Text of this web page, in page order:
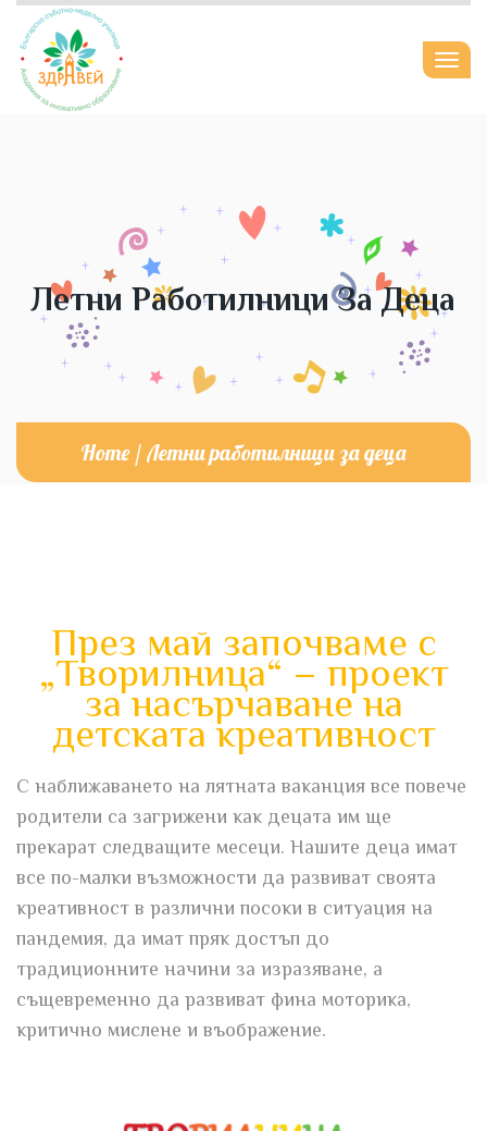
Летни Работилници За Деца
Home / Летни работилници за деца
През май започваме с
„Творилница“ – проект
за насърчаване на
детската креативност
С наближаването на лятната ваканция все повече
родители са загрижени как децата им ще
прекарат следващите месеци. Нашите деца имат
все по-малки възможности да развиват своята
креативност в различни посоки в ситуация на
пандемия, да имат пряк достъп до
традиционните начини за изразяване, а
същевременно да развиват фина моторика,
критично мислене и въображение.